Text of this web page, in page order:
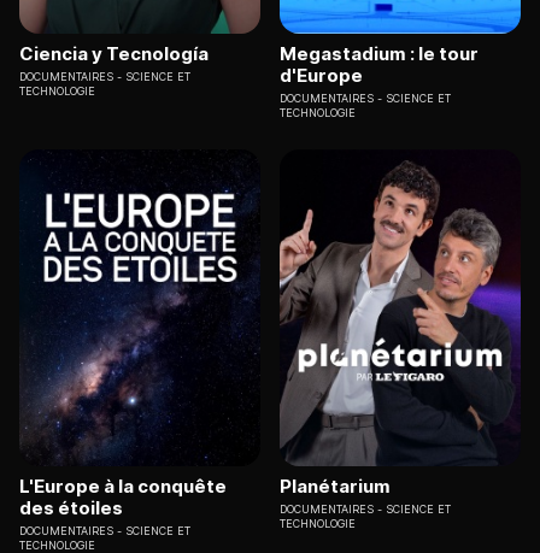
Ciencia y Tecnología
DOCUMENTAIRES
SCIENCE ET
TECHNOLOGIE
Megastadium : le tour
d'Europe
DOCUMENTAIRES
SCIENCE ET
TECHNOLOGIE
L'Europe à la conquête
des étoiles
DOCUMENTAIRES
SCIENCE ET
TECHNOLOGIE
Planétarium
DOCUMENTAIRES
SCIENCE ET
TECHNOLOGIE